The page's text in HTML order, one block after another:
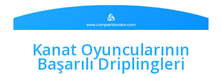
Kanat Oyuncularının
Başarılı Driplingleri